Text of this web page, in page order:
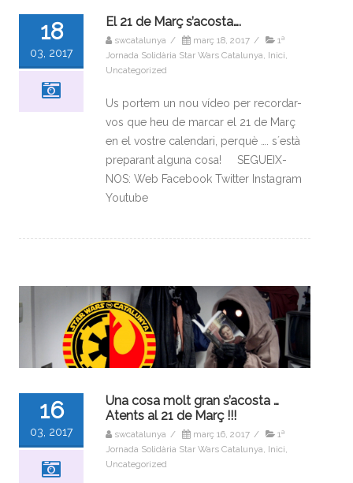
18
03, 2017
El 21 de Març s’acosta….
swcatalunya / març 18, 2017 /
1ª
Jornada Solidària Star Wars Catalunya, Inici,
Uncategorized
Us portem un nou vídeo per recordar-
vos que heu de marcar el 21 de Març
en el vostre calendari, perquè …. s´està
preparant alguna cosa! SEGUEIX-
NOS: Web Facebook Twitter Instagram
Youtube
16
03, 2017
Una cosa molt gran s’acosta …
Atents al 21 de Març !!!
swcatalunya / març 16, 2017 /
1ª
Jornada Solidària Star Wars Catalunya, Inici,
Uncategorized